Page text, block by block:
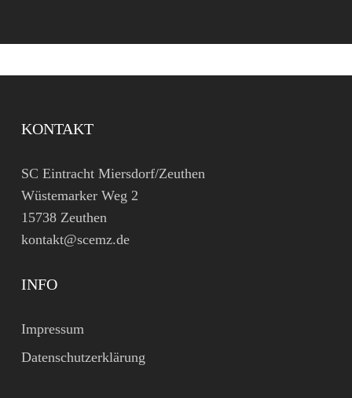
KONTAKT
SC Eintracht Miersdorf/Zeuthen
Wüstemarker Weg 2
15738 Zeuthen
kontakt@scemz.de
INFO
Impressum
Datenschutzerklärung